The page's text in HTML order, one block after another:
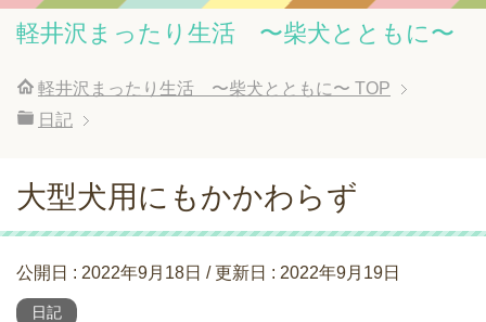
軽井沢まったり生活 〜柴犬とともに〜
軽井沢まったり生活 〜柴犬とともに〜 TOP
日記
大型犬用にもかかわらず
公開日 : 2022年9月18日 / 更新日 : 2022年9月19日
日記